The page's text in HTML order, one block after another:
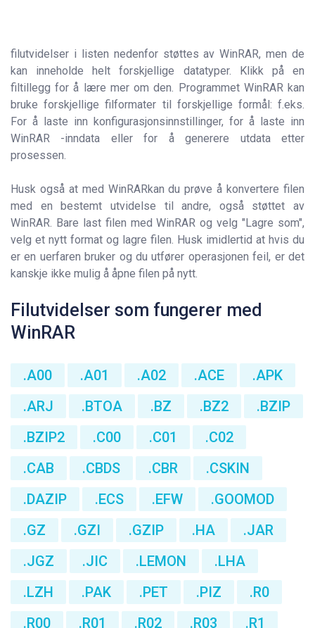
filutvidelser i listen nedenfor støttes av WinRAR, men de
kan inneholde helt forskjellige datatyper. Klikk på en
filtillegg for å lære mer om den. Programmet WinRAR kan
bruke forskjellige filformater til forskjellige formål: f.eks.
For å laste inn konfigurasjonsinnstillinger, for å laste inn
WinRAR -inndata eller for å generere utdata etter
prosessen.
Husk også at med WinRARkan du prøve å konvertere filen
med en bestemt utvidelse til andre, også støttet av
WinRAR. Bare last filen med WinRAR og velg "Lagre som",
velg et nytt format og lagre filen. Husk imidlertid at hvis du
er en uerfaren bruker og du utfører operasjonen feil, er det
kanskje ikke mulig å åpne filen på nytt.
Filutvidelser som fungerer med
WinRAR
.A00 .A01 .A02 .ACE
.APK
.ARJ
.BTOA .BZ .BZ2
.BZIP
.BZIP2
.C00 .C01
.C02
.CAB
.CBDS .CBR
.CSKIN
.DAZIP
.ECS .EFW
.GOOMOD
.GZ
.GZI .GZIP .HA
.JAR
.JGZ
.JIC .LEMON
.LHA
.LZH
.PAK .PET .PIZ
.R0
.R00
.R01 .R02 .R03 .R1